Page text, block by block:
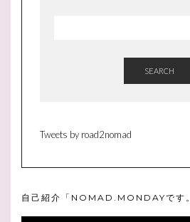
SEARCH
Tweets by road2nomad
自己紹介「NOMAD.MONDAYです